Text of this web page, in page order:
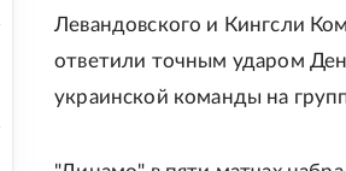
Левандовского и Кингсли
ответили точным ударом
украинской команды на